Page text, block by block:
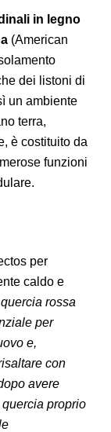
in legno
(American
dei listoni di
un ambiente
terra,
è costituito da
funzioni
per
caldo e
rossa
per
e,
con
avere
proprio